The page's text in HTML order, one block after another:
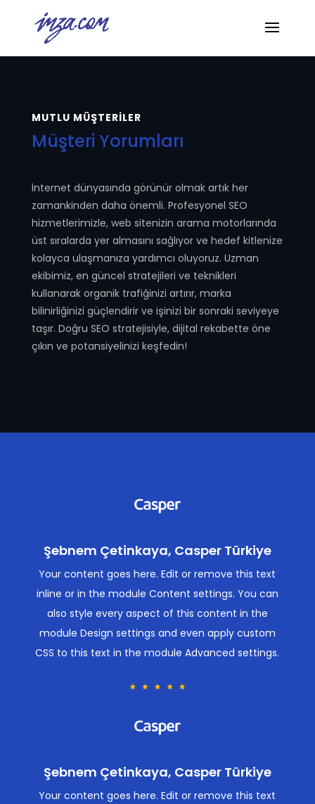
MUTLU MÜŞTERİLER
Müşteri Yorumları
İnternet dünyasında görünür olmak artık her
zamankinden daha önemli. Profesyonel SEO
hizmetlerimizle, web sitenizin arama motorlarında
üst sıralarda yer almasını sağlıyor ve hedef kitlenize
kolayca ulaşmanıza yardımcı oluyoruz. Uzman
ekibimiz, en güncel stratejileri ve teknikleri
kullanarak organik trafiğinizi artırır, marka
bilinirliğinizi güçlendirir ve işinizi bir sonraki seviyeye
taşır. Doğru SEO stratejisiyle, dijital rekabette öne
çıkın ve potansiyelinizi keşfedin!
Şebnem Çetinkaya, Casper Türkiye
Your content goes here. Edit or remove this text
inline or in the module Content settings. You can
also style every aspect of this content in the
module Design settings and even apply custom
CSS to this text in the module Advanced settings.
Şebnem Çetinkaya, Casper Türkiye
Your content goes here. Edit or remove this text